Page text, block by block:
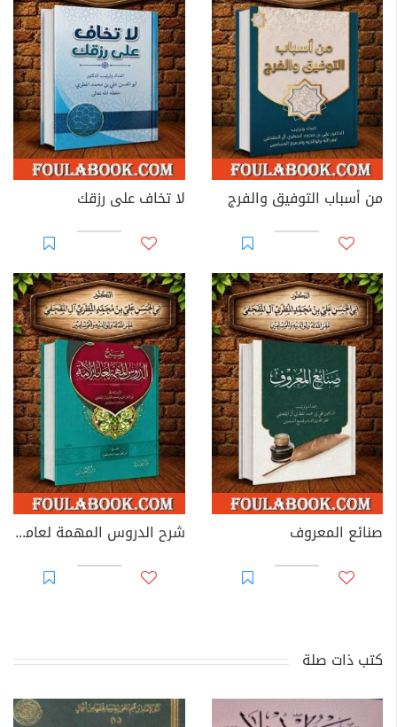
من أسباب التوفيق والفرج لا تخاف على رزقك
صنائع المعروف شرح الدروس المهمة لعامة الأمة
كتب ذات صلة